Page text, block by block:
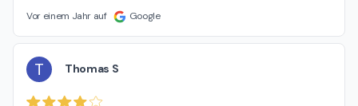
Herrn Denis weiter – schön, dass er Sie so gut begleitet
Beste Grüße Ihr MEDA Team
Vor einem Jahr auf Google
T Thomas S